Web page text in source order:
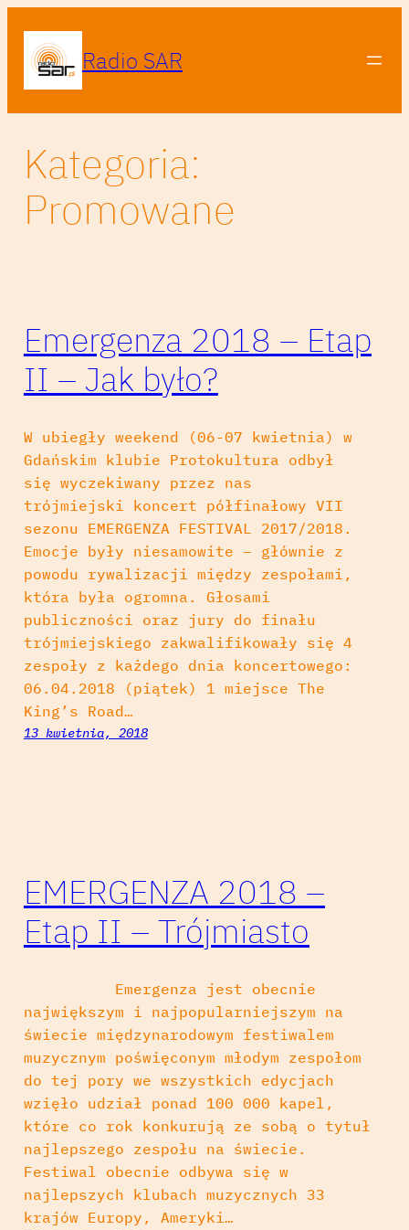
treści
Radio SAR
Kategoria:
Promowane
Emergenza 2018 – Etap
II – Jak było?
W ubiegły weekend (06-07 kwietnia) w
Gdańskim klubie Protokultura odbył
się wyczekiwany przez nas
trójmiejski koncert półfinałowy VII
sezonu EMERGENZA FESTIVAL 2017/2018.
Emocje były niesamowite – głównie z
powodu rywalizacji między zespołami,
która była ogromna. Głosami
publiczności oraz jury do finału
trójmiejskiego zakwalifikowały się 4
zespoły z każdego dnia koncertowego:
06.04.2018 (piątek) 1 miejsce The
King’s Road…
13 kwietnia, 2018
EMERGENZA 2018 –
Etap II – Trójmiasto
Emergenza jest obecnie
największym i najpopularniejszym na
świecie międzynarodowym festiwalem
muzycznym poświęconym młodym zespołom
do tej pory we wszystkich edycjach
wzięło udział ponad 100 000 kapel,
które co rok konkurują ze sobą o tytuł
najlepszego zespołu na świecie.
Festiwal obecnie odbywa się w
najlepszych klubach muzycznych 33
krajów Europy, Ameryki…